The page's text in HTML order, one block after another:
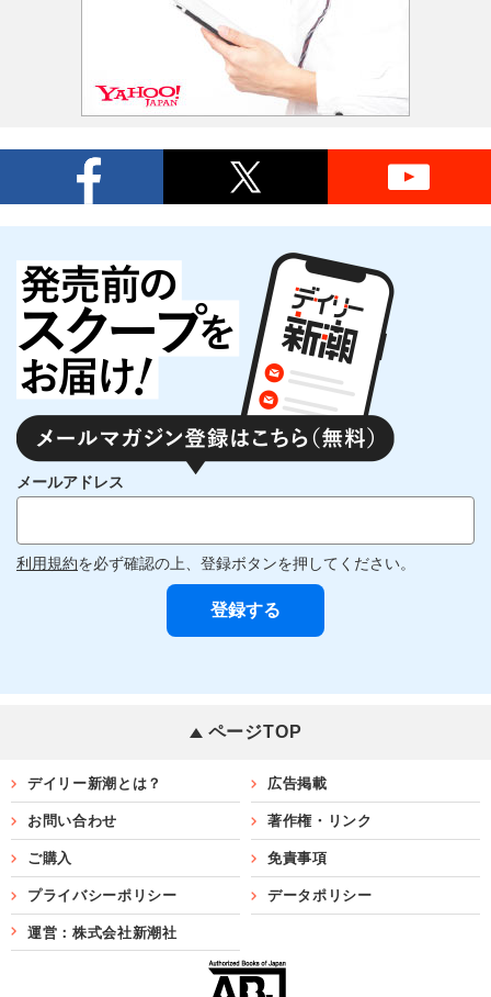
メールアドレス
利用規約を必ず確認の上、登録ボタンを押してください。
ページTOP
デイリー新潮とは？ 広告掲載
お問い合わせ 著作権・リンク
ご購入 免責事項
プライバシーポリシー データポリシー
運営：株式会社新潮社